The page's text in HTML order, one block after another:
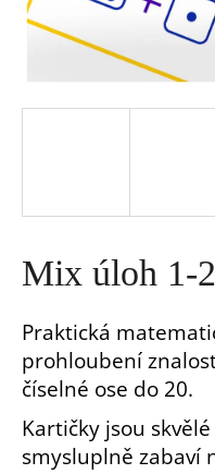
Mix úloh 1-
Praktická
prohloubení
číselné ose do 20.
Kartičky jsou
smysluplně zabaví
a
t
D
o